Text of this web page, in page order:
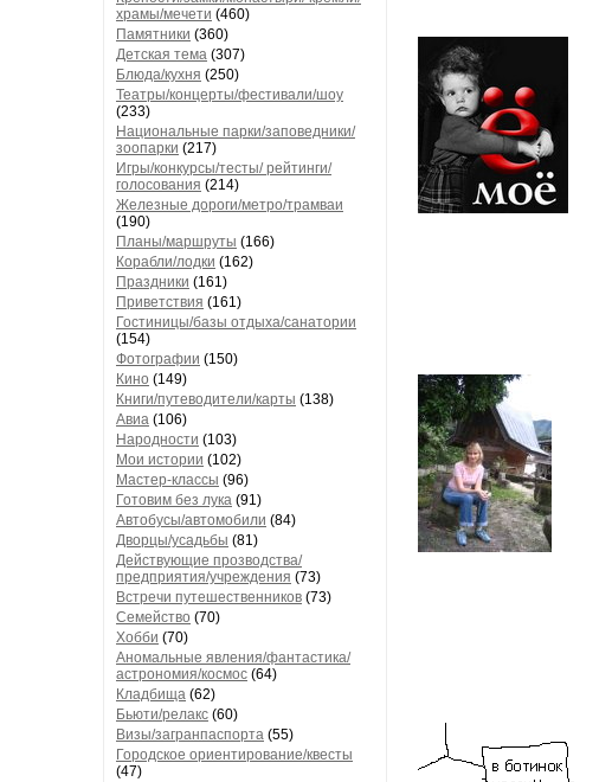
храмы/мечети (460)
Памятники (360)
Детская тема (307)
Блюда/кухня (250)
Театры/концерты/фестивали/шоу
(233)
Национальные парки/заповедники/
зоопарки (217)
Игры/конкурсы/тесты/ рейтинги/
голосования (214)
Железные дороги/метро/трамваи
(190)
Планы/маршруты (166)
Корабли/лодки (162)
Праздники (161)
Приветствия (161)
Гостиницы/базы отдыха/санатории
(154)
Фотографии (150)
Кино (149)
Книги/путеводители/карты (138)
Авиа (106)
Народности (103)
Мои истории (102)
Мастер-классы (96)
Готовим без лука (91)
Автобусы/автомобили (84)
Дворцы/усадьбы (81)
Действующие прозводства/
предприятия/учреждения (73)
Встречи путешественников (73)
Семейство (70)
Хобби (70)
Аномальные явления/фантастика/
астрономия/космос (64)
Кладбища (62)
Бьюти/релакс (60)
Визы/загранпаспорта (55)
Городское ориентирование/квесты
(47)